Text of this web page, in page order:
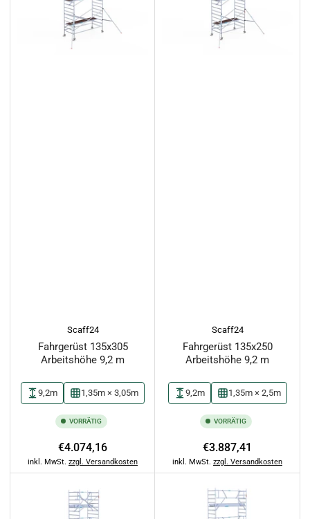
Scaff24
Fahrgerüst 135x305
Arbeitshöhe 9,2 m
9,2m 1,35m × 3,05m
VORRÄTIG
Normaler
Preis
€4.074,16
inkl. MwSt. zzgl. Versandkosten
Scaff24
Fahrgerüst 135x250
Arbeitshöhe 9,2 m
9,2m 1,35m × 2,5m
VORRÄTIG
Normaler
Preis
€3.887,41
inkl. MwSt. zzgl. Versandkosten